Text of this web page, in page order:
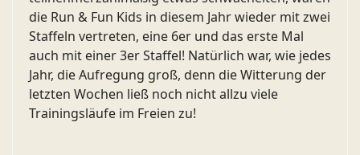
die Run & Fun Kids in diesem Jahr wieder mit zwei
Staffeln vertreten, eine 6er und das erste Mal
auch mit einer 3er Staffel! Natürlich war, wie jedes
Jahr, die Aufregung groß, denn die Witterung der
letzten Wochen ließ noch nicht allzu viele
Trainingsläufe im Freien zu!